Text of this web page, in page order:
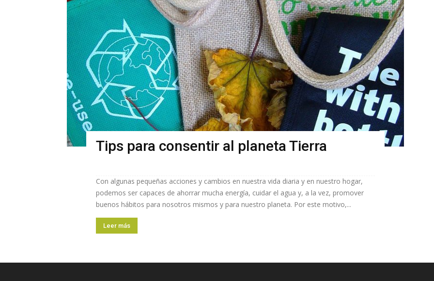
Tips para consentir al planeta Tierra
Con algunas pequeñas acciones y cambios en nuestra vida diaria y en nuestro hogar,
podemos ser capaces de ahorrar mucha energía, cuidar el agua y, a la vez, promover
buenos hábitos para nosotros mismos y para nuestro planeta. Por este motivo,...
Leer más